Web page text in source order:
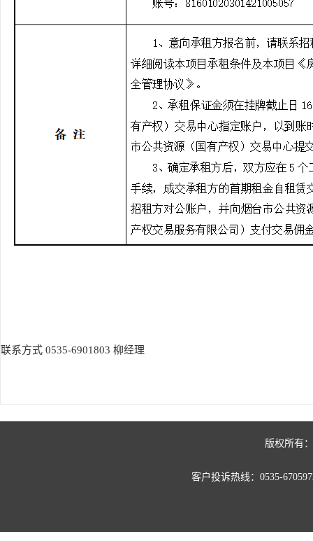
联系方式 0535-6901803 柳经理
版权所有
客户投诉热线：0535-